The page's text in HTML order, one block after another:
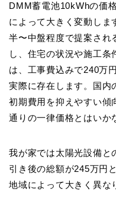
DMM蓄電池10kWhの価
によって大きく変動しま
半〜中盤程度で提案され
し、住宅の状況や施工条
は、工事費込みで240万
実際に存在します。国内
初期費用を抑えやすい傾
通りの一律価格とはいか
我が家では太陽光設備と
引き後の総額が245万円
地域によって大きく異な